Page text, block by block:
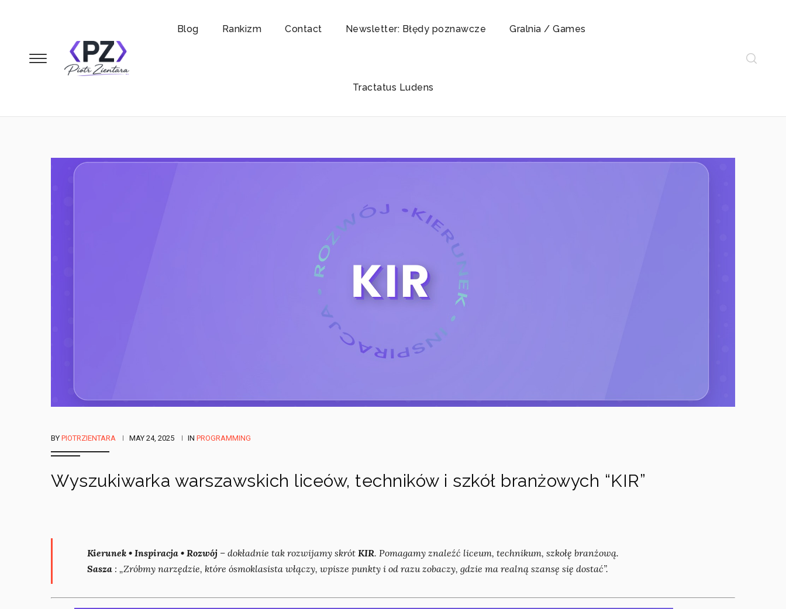
Blog Rankizm Contact Newsletter: Błędy poznawcze Gralnia / Games
Tractatus Ludens
BY PIOTRZIENTARA MAY 24, 2025 IN PROGRAMMING
Wyszukiwarka warszawskich liceów, techników i szkół branżowych “KIR”
Kierunek • Inspiracja • Rozwój– dokładnie tak rozwijamy skrót KIR. Pomagamy znaleźć liceum, technikum, szkołę branżową.
Sasza : „Zróbmy narzędzie, które ósmoklasista włączy, wpisze punkty i od razu zobaczy, gdzie ma realną szansę się dostać”.